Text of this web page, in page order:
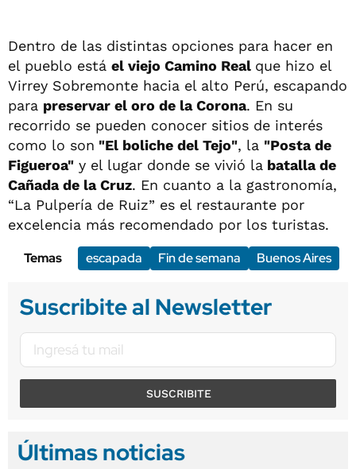
Dentro de las distintas opciones para hacer en
el pueblo está el viejo Camino Real que hizo el
Virrey Sobremonte hacia el alto Perú, escapando
para preservar el oro de la Corona. En su
recorrido se pueden conocer sitios de interés
como lo son "El boliche del Tejo", la "Posta de
Figueroa" y el lugar donde se vivió la batalla de
Cañada de la Cruz. En cuanto a la gastronomía,
“La Pulpería de Ruiz” es el restaurante por
excelencia más recomendado por los turistas.
Temas
escapada Fin de semana Buenos Aires
Suscribite al Newsletter
SUSCRIBITE
Últimas noticias